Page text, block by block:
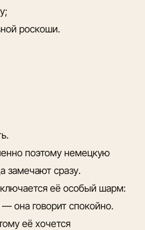
роскоши.
поэтому немецкую
замечают сразу.
её особый шарм:
она говорит спокойно.
её хочется